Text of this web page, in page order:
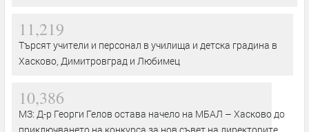
11,219
Търсят учители и персонал в училища и детска градина в
Хасково, Димитровград и Любимец
10,386
МЗ: Д-р Георги Гелов остава начело на МБАЛ – Хасково до
приключването на конкурса за нов съвет на директорите